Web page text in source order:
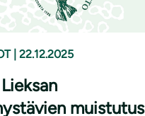
22.12.2025
muistutus